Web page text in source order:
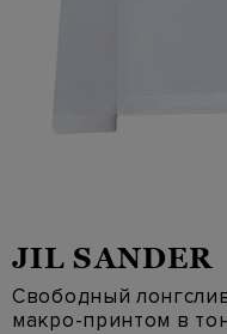
JIL SANDER
Свободный
макро-принтом в